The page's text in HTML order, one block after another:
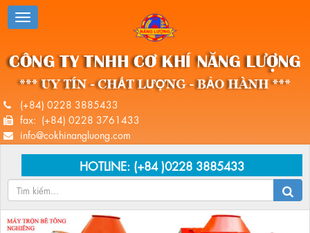
(+84) 0228 3885433
fax: (+84) 0228 3761433
info@cokhinangluong.com
HOTLINE: (+84 )0228 3885433